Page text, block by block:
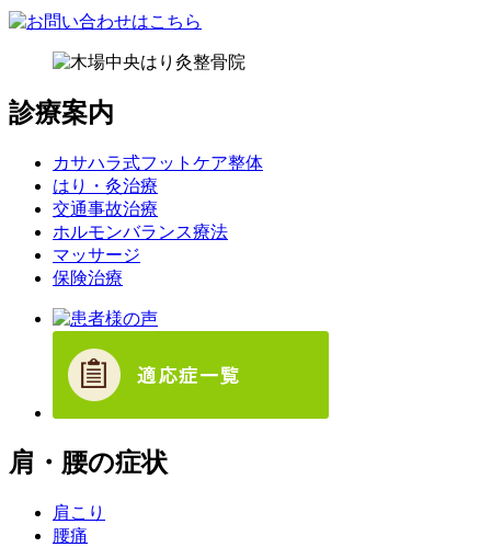
診療案内
カサハラ式フットケア整体
はり・灸治療
交通事故治療
ホルモンバランス療法
マッサージ
保険治療
肩・腰の症状
肩こり
腰痛